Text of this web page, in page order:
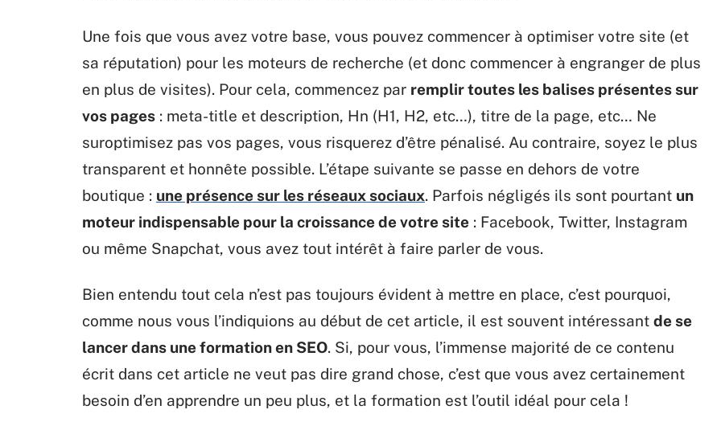
Une fois que vous avez votre base, vous pouvez commencer à optimiser votre site (et
sa réputation) pour les moteurs de recherche (et donc commencer à engranger de plus
en plus de visites). Pour cela, commencez par remplir toutes les balises présentes sur
vos pages : meta-title et description, Hn (H1, H2, etc…), titre de la page, etc… Ne
suroptimisez pas vos pages, vous risquerez d’être pénalisé. Au contraire, soyez le plus
transparent et honnête possible. L’étape suivante se passe en dehors de votre
boutique : une présence sur les réseaux sociaux. Parfois négligés ils sont pourtant un
moteur indispensable pour la croissance de votre site : Facebook, Twitter, Instagram
ou même Snapchat, vous avez tout intérêt à faire parler de vous.
Bien entendu tout cela n’est pas toujours évident à mettre en place, c’est pourquoi,
comme nous vous l’indiquions au début de cet article, il est souvent intéressant de se
lancer dans une formation en SEO. Si, pour vous, l’immense majorité de ce contenu
écrit dans cet article ne veut pas dire grand chose, c’est que vous avez certainement
besoin d’en apprendre un peu plus, et la formation est l’outil idéal pour cela !